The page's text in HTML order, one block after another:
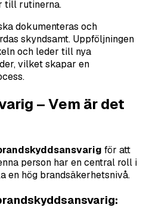
till rutinerna.
dokumenteras och
skyndsamt. Uppföljningen
och leder till nya
vilket skapar en
– Vem är det
för att
person har en central roll i
en hög brandsäkerhetsnivå.